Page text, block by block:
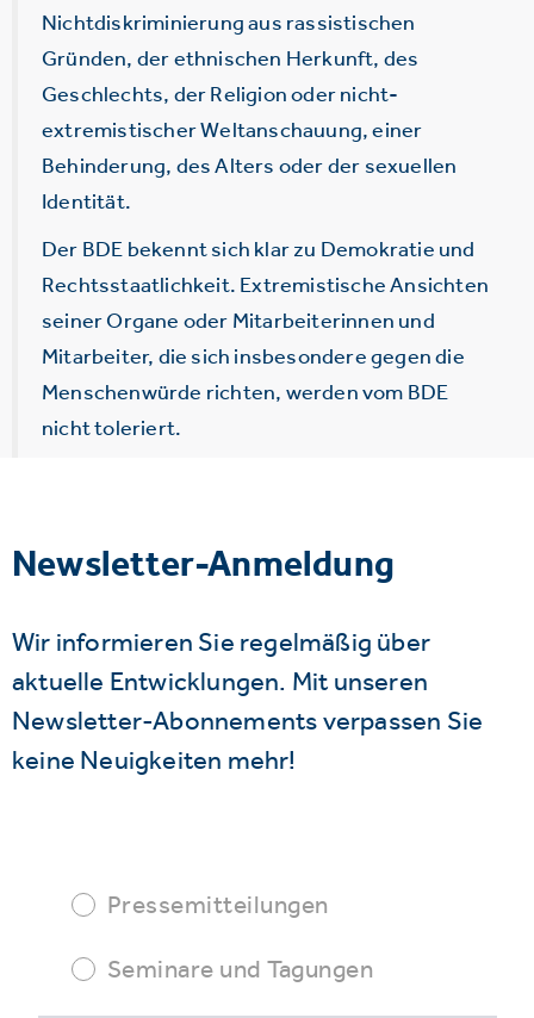
Nichtdiskriminierung aus rassistischen
Gründen, der ethnischen Herkunft, des
Geschlechts, der Religion oder nicht-
extremistischer Weltanschauung, einer
Behinderung, des Alters oder der sexuellen
Identität.
Der BDE bekennt sich klar zu Demokratie und
Rechtsstaatlichkeit. Extremistische Ansichten
seiner Organe oder Mitarbeiterinnen und
Mitarbeiter, die sich insbesondere gegen die
Menschenwürde richten, werden vom BDE
nicht toleriert.
Newsletter-Anmeldung
Wir informieren Sie regelmäßig über
aktuelle Entwicklungen. Mit unseren
Newsletter-Abonnements verpassen Sie
keine Neuigkeiten mehr!
Pressemitteilungen
Seminare und Tagungen